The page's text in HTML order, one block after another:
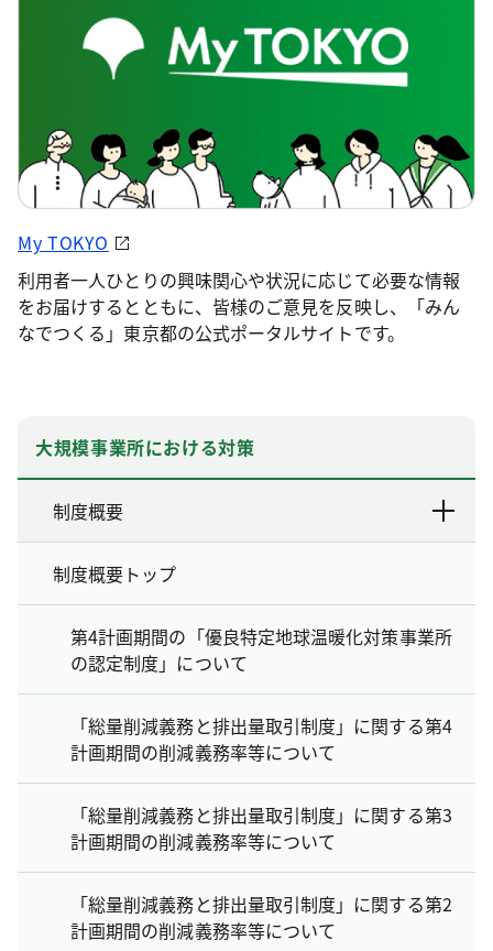
My TOKYO
利用者一人ひとりの興味関心や状況に応じて必要な情報
をお届けするとともに、皆様のご意見を反映し、「みん
なでつくる」東京都の公式ポータルサイトです。
大規模事業所における対策
制度概要
制度概要トップ
第4計画期間の「優良特定地球温暖化対策事業所
の認定制度」について
「総量削減義務と排出量取引制度」に関する第4
計画期間の削減義務率等について
「総量削減義務と排出量取引制度」に関する第3
計画期間の削減義務率等について
「総量削減義務と排出量取引制度」に関する第2
計画期間の削減義務率等について